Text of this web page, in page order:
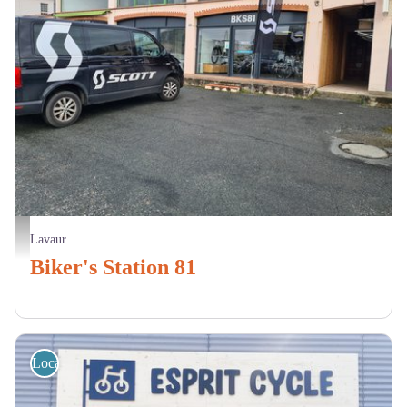
devanture - C.Charrue - Biker's Station 81 - Lavaur
Lavaur
Biker's Station 81
Location de vélos